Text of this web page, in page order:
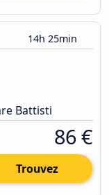
14h 25min
Battisti
86 €
Trouvez